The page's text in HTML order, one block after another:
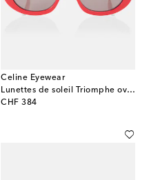
Celine Eyewear
Lunettes de soleil Triomphe ovales
CHF 384
original price